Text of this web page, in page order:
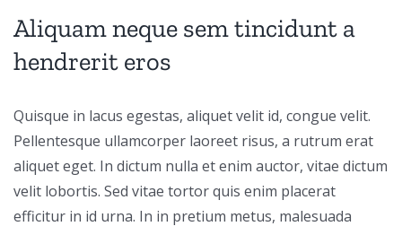
Aliquam neque sem tincidunt a
hendrerit eros
Quisque in lacus egestas, aliquet velit id, congue velit.
Pellentesque ullamcorper laoreet risus, a rutrum erat
aliquet eget. In dictum nulla et enim auctor, vitae dictum
velit lobortis. Sed vitae tortor quis enim placerat
efficitur in id urna. In in pretium metus, malesuada